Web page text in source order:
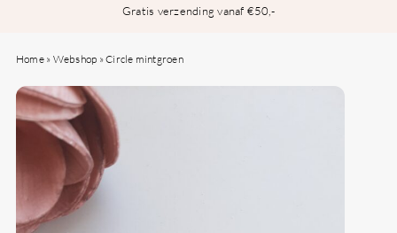
Gift Card
Gratis verzending vanaf €50,-
Home» Webshop »Circle mintgroen